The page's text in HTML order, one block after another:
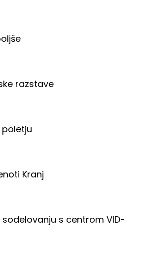
razstave
poletju
Kranj
sodelovanju s centrom VID-